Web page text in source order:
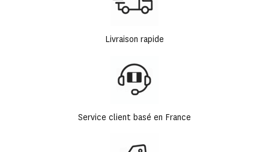
Livraison rapide
Service client basé en France